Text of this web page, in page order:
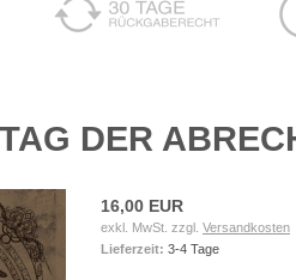
DER
16,00 EUR
exkl. MwSt. zzgl. Versandkosten
Lieferzeit: 3-4 Tage